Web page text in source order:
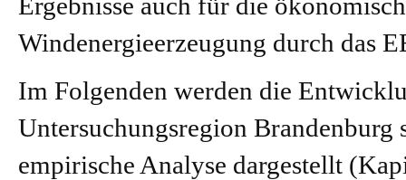
Windenergieerzeugung durch das
Im Folgenden werden die
Untersuchungsregion
empirische Analyse dargestellt